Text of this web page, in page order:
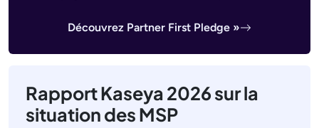
Découvrez Partner First Pledge »
Rapport Kaseya 2026 sur la
situation des MSP